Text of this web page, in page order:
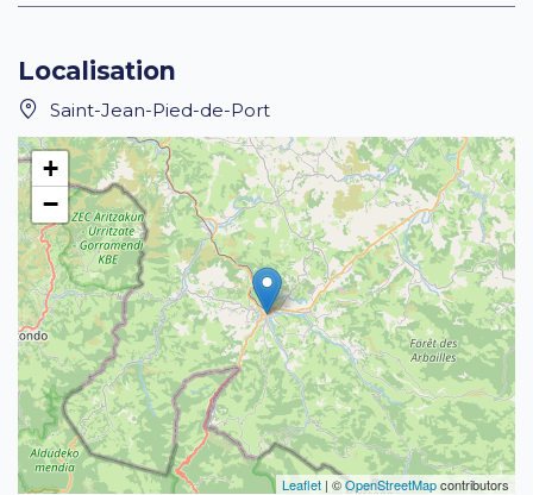
Localisation
Saint-Jean-Pied-de-Port
+
−
Leaflet | ©OpenStreetMapcontributors